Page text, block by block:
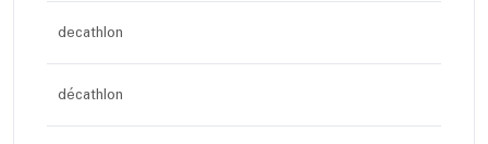
decathlon
décathlon